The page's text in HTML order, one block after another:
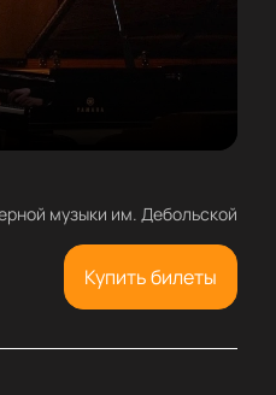
музыки им. Дебольской
Купить билеты